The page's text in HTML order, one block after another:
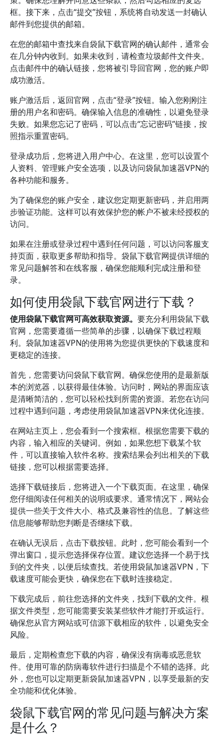
框。接下来，点击“提交”按钮，系统将自动发送一封确认
邮件到您提供的邮箱。
在您的邮箱中查找来自袋鼠下载官网的确认邮件，通常会
在几分钟内收到。如果未收到，请检查垃圾邮件文件夹。
点击邮件中的确认链接，您将被引导回官网，您的账户即
成功激活。
账户激活后，返回官网，点击“登录”按钮。输入您刚刚注
册的用户名和密码。确保输入信息的准确性，以避免登录
失败。如果您忘记了密码，可以点击“忘记密码”链接，按
照指示重置密码。
登录成功后，您将进入用户中心。在这里，您可以设置个
人资料、管理账户安全选项，以及访问袋鼠加速器VPN的
各种功能和服务。
为了确保您的账户安全，建议您定期更新密码，并启用两
步验证功能。这样可以有效保护您的帐户不被未经授权的
访问。
如果在注册或登录过程中遇到任何问题，可以访问客服支
持页面，获取更多帮助和指导。袋鼠下载官网提供详细的
常见问题解答和在线客服，确保您能顺利完成注册和登
录。
如何使用袋鼠下载官网进行下载？
使用袋鼠下载官网可高效获取资源。 要充分利用袋鼠下载
官网，您需要遵循一些简单的步骤，以确保下载过程顺
利。袋鼠加速器VPN的使用将为您提供更快的下载速度和
更稳定的连接。
首先，您需要访问袋鼠下载官网。确保您使用的是最新版
本的浏览器，以获得最佳体验。访问时，网站的界面应该
是清晰简洁的，您可以轻松找到所需的资源。若您在访问
过程中遇到问题，考虑使用袋鼠加速器VPN来优化连接。
在网站主页上，您会看到一个搜索框。根据您需要下载的
内容，输入相应的关键词。例如，如果您想下载某个软
件，可以直接输入软件名称。搜索结果会列出相关的下载
链接，您可以根据需要选择。
选择下载链接后，您将进入一个下载页面。在这里，确保
您仔细阅读任何相关的说明或要求。通常情况下，网站会
提供一些关于文件大小、格式及兼容性的信息。了解这些
信息能够帮助您判断是否继续下载。
在确认无误后，点击下载按钮。此时，您可能会看到一个
弹出窗口，提示您选择保存位置。建议您选择一个易于找
到的文件夹，以便后续查找。若使用袋鼠加速器VPN，下
载速度可能会更快，确保您在下载时连接稳定。
下载完成后，前往您选择的文件夹，找到下载的文件。根
据文件类型，您可能需要安装某些软件才能打开或运行。
确保您从官方网站或可信源下载相应的软件，以避免安全
风险。
最后，定期检查您下载的内容，确保没有病毒或恶意软
件。使用可靠的防病毒软件进行扫描是个不错的选择。此
外，您也可以定期更新袋鼠加速器VPN，以享受最新的安
全功能和优化体验。
袋鼠下载官网的常见问题与解决方案
是什么？